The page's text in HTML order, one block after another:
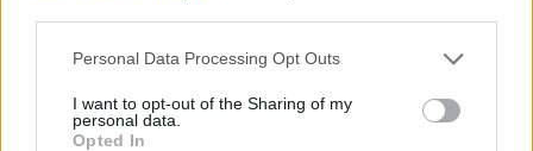
Personal Data Processing Opt Outs
I want to opt-out of the Sharing of my
personal data.
Opted In